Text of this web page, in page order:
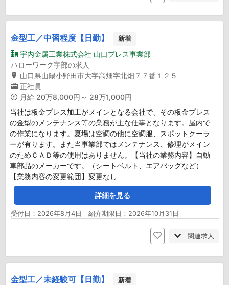
金型工／中習程度【日勤】 新着
宇内金属工業株式会社 山口プレス事業部
ハローワーク宇部の求人
山口県山陽小野田市大字高畑字北畑７７番１２５
正社員
月給 20万8,000円～ 28万1,000円
当社は板金プレス加工がメインとなる会社で、その板金プレス
の金型のメンテナンス等の業務が主な仕事となります。屋内で
の作業になります。夏場は空調の他に空調服、スポットクーラ
ーが有ります。また当事業部ではメンテナンス、修理がメイン
のためＣＡＤ等の使用はありません。【当社の業務内容】自動
車部品のメーカーです。（シートベルト、エアバッグなど）
【業務内容の変更範囲】変更なし
詳細を見る
受付日：2026年8月4日 紹介期限日：2026年10月31日
関連求人
金型工／未経験可【日勤】 新着